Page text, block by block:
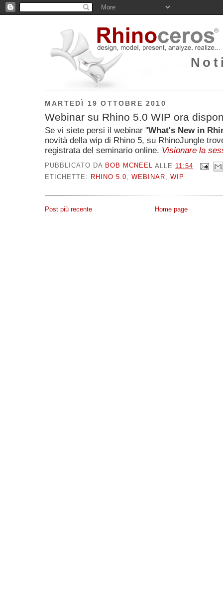
MARTEDÌ 19 OTTOBRE 2010
Webinar su Rhino 5.0 WIP ora
Se vi siete persi il webinar "What's New in
novità della wip di Rhino 5, su RhinoJungle
registrata del seminario online. Visionare la
PUBBLICATO DA BOB MCNEEL ALLE 11:54
ETICHETTE:
RHINO 5.0, WEBINAR, WIP
Post più recente Home page